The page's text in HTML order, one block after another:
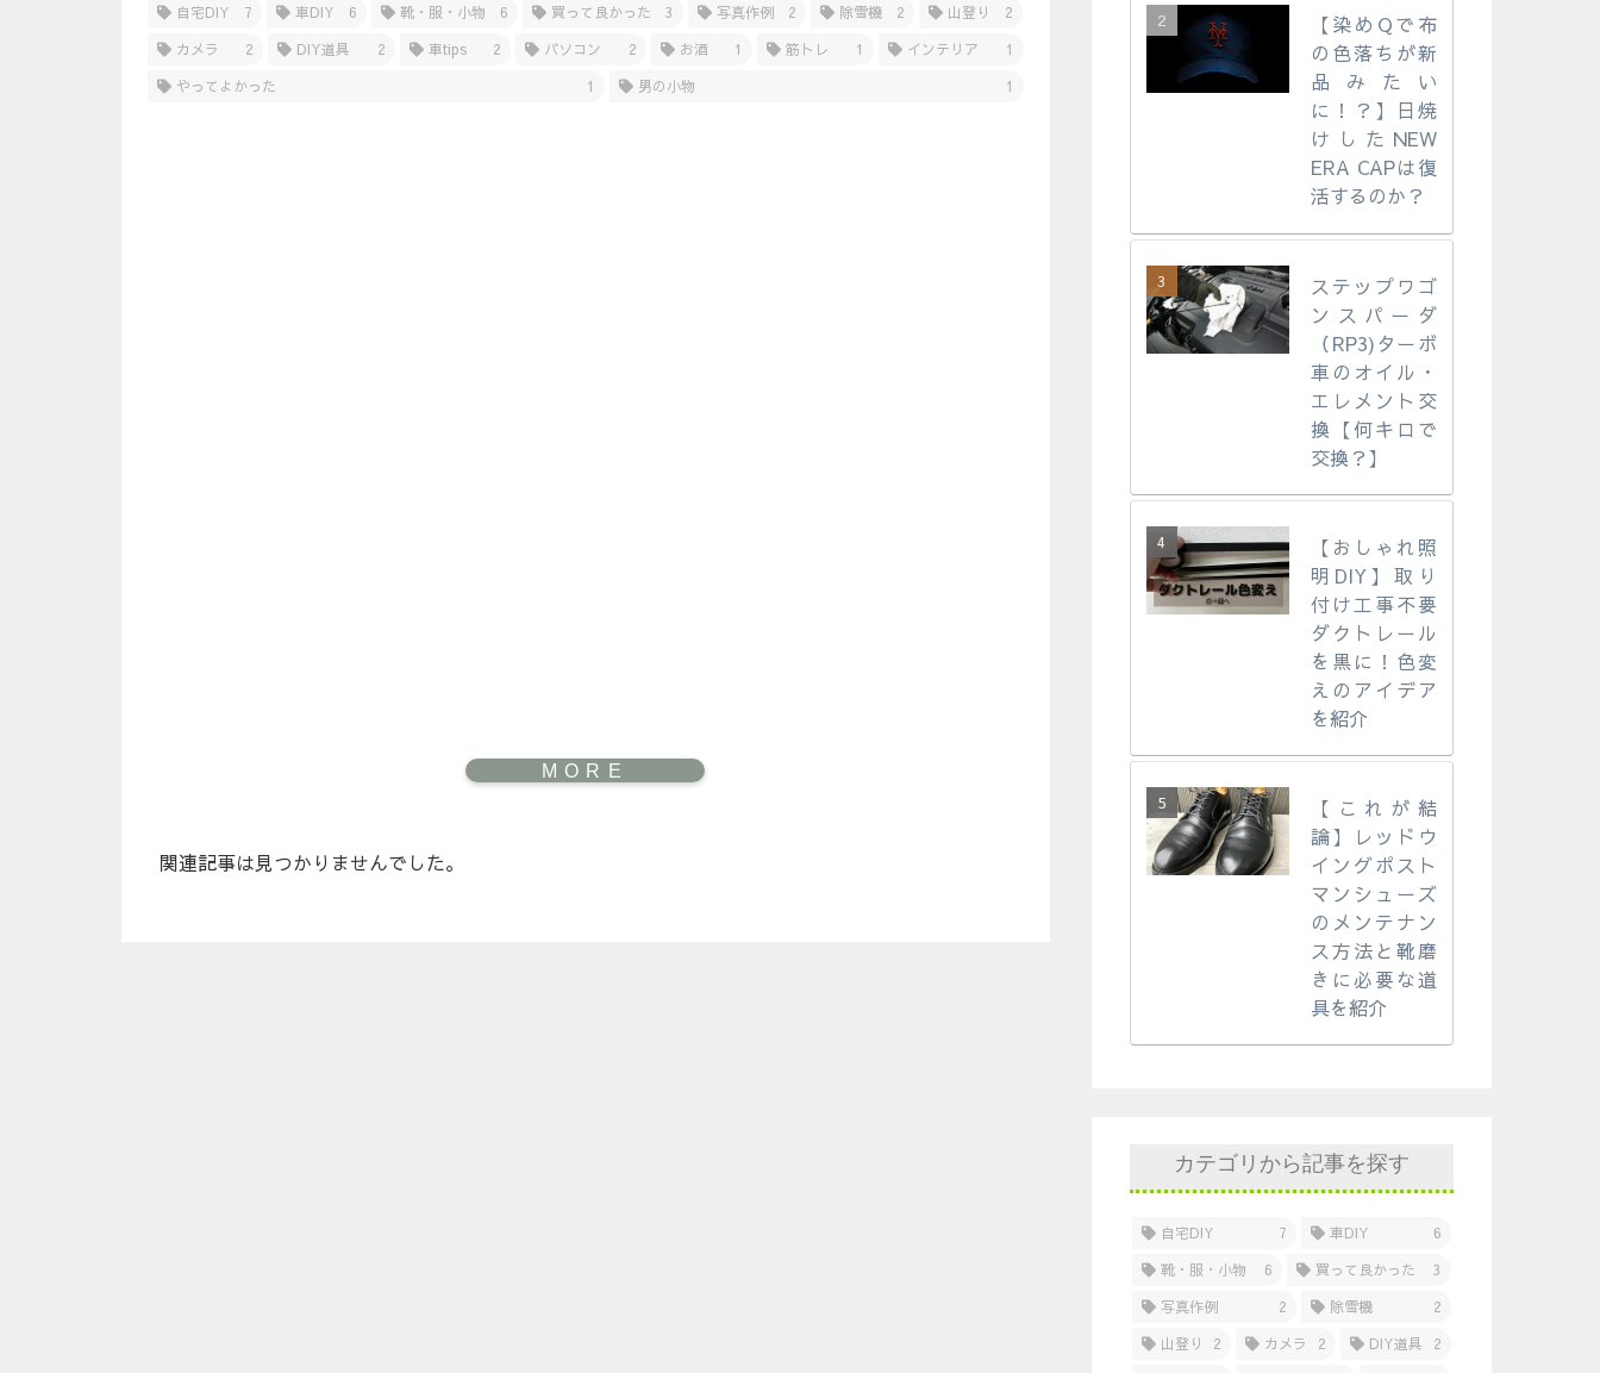
自宅DIY 7 車DIY 6 靴・服・小物 6 買って良かった 3 写真作例 2 除雪機 2 山登り
2
カメラ
2 DIY道具 2 車tips 2 パソコン 2 お酒 1 筋トレ 1 インテリア
1
やってよかった
1 男の小物 1
関連記事は見つかりませんでした。
【染めQで布
の色落ちが新
品みたい
に！？】日焼
けしたNEW
ERA CAPは復
活するのか？
ステップワゴ
ンスパーダ
（RP3)ターボ
車のオイル・
エレメント交
換【何キロで
交換？】
【おしゃれ照
明DIY】取り
付け工事不要
ダクトレール
を黒に！色変
えのアイデア
を紹介
【これが結
論】レッドウ
イングポスト
マンシューズ
のメンテナン
ス方法と靴磨
きに必要な道
具を紹介
カテゴリから記事を探す
自宅DIY 7 車DIY
6
靴・服・小物
6 買って良かった
3
写真作例
2 除雪機
2
山登り
2 カメラ 2 DIY道具
2